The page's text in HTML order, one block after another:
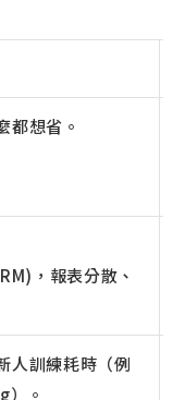
都想省。
，報表分散、
人訓練耗時（例
。